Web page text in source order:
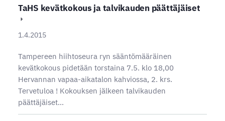
TaHS kevätkokous ja talvikauden päättäjäiset
1.4.2015
Tampereen hiihtoseura ryn sääntömääräinen
kevätkokous pidetään torstaina 7.5. klo 18,00
Hervannan vapaa-aikatalon kahviossa, 2. krs.
Tervetuloa ! Kokouksen jälkeen talvikauden
päättäjäiset…